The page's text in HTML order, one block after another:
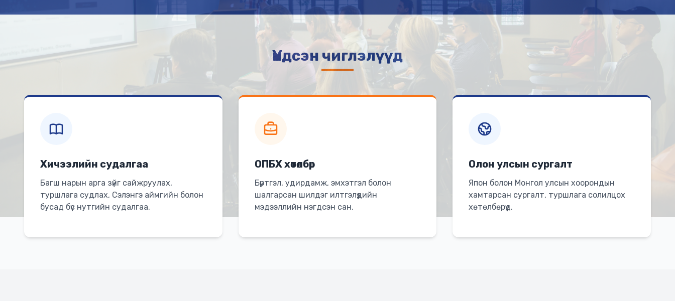
Үндсэн чиглэлүүд
Хичээлийн судалгаа
Багш нарын арга зүйг сайжруулах,
туршлага судлах, Сэлэнгэ аймгийн болон
бусад бүс нутгийн судалгаа.
ОПБХ хөтөлбөр
Бүртгэл, удирдамж, эмхэтгэл болон
шалгарсан шилдэг илтгэлүүдийн
мэдээллийн нэгдсэн сан.
Олон улсын сургалт
Япон болон Монгол улсын хоорондын
хамтарсан сургалт, туршлага солилцох
хөтөлбөрүүд.